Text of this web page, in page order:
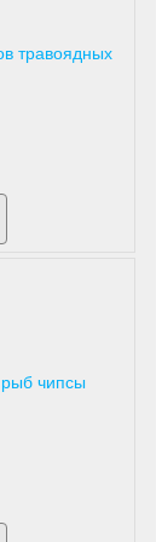
травоядных
чипсы